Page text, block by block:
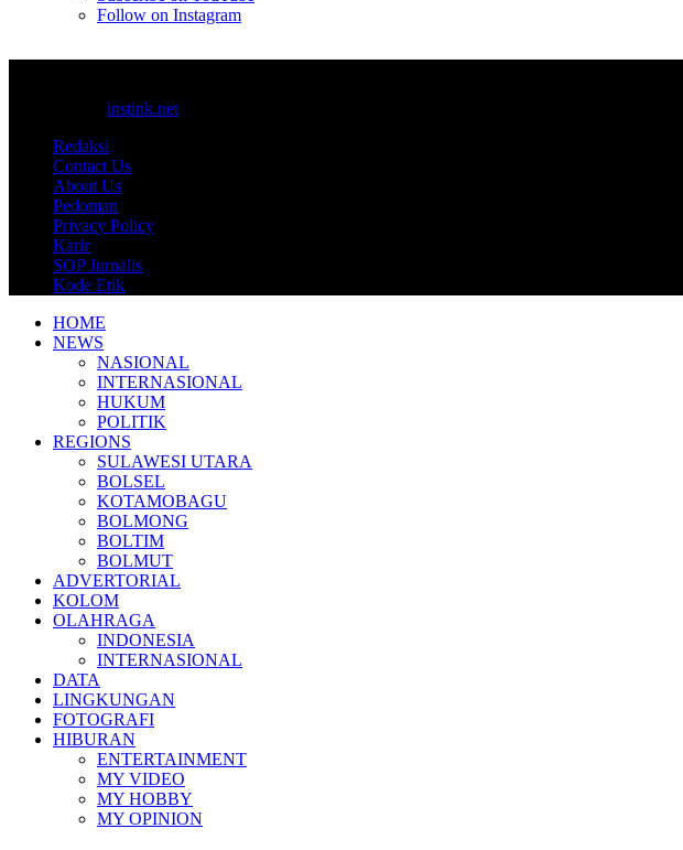
Follow on Instagram
instink.net
Redaksi
Contact Us
About Us
Pedoman
Privacy Policy
Karir
SOP Jurnalis
Kode Etik
HOME
NEWS
NASIONAL
INTERNASIONAL
HUKUM
POLITIK
REGIONS
SULAWESI UTARA
BOLSEL
KOTAMOBAGU
BOLMONG
BOLTIM
BOLMUT
ADVERTORIAL
KOLOM
OLAHRAGA
INDONESIA
INTERNASIONAL
DATA
LINGKUNGAN
FOTOGRAFI
HIBURAN
ENTERTAINMENT
MY VIDEO
MY HOBBY
MY OPINION